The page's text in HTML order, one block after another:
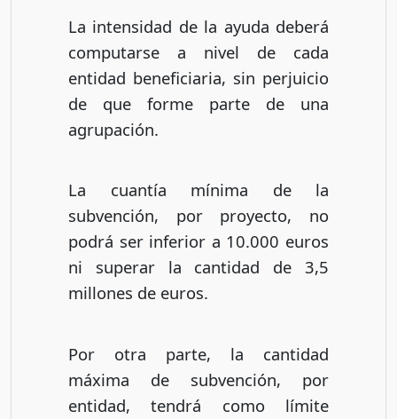
La intensidad de la ayuda deberá
computarse a nivel de cada
entidad beneficiaria, sin perjuicio
de que forme parte de una
agrupación.
La cuantía mínima de la
subvención, por proyecto, no
podrá ser inferior a 10.000 euros
ni superar la cantidad de 3,5
millones de euros.
Por otra parte, la cantidad
máxima de subvención, por
entidad, tendrá como límite